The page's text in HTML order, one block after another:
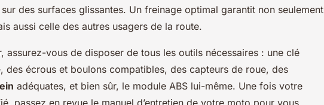
des surfaces glissantes. Un freinage optimal garantit non seulement
aussi celle des autres usagers de la route.
assurez-vous de disposer de tous les outils nécessaires : une clé
des écrous et boulons compatibles, des capteurs de roue, des
adéquates, et bien sûr, le module ABS lui-même. Une fois votre